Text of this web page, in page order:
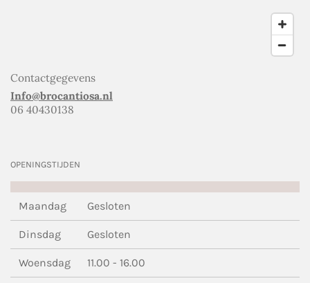
Contactgegevens
Info@brocantiosa.nl
06 40430138
OPENINGSTIJDEN
Maandag Gesloten
Dinsdag Gesloten
Woensdag 11.00 - 16.00